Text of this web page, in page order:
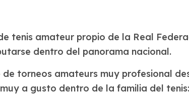
tenis amateur propio de la Real
dentro del panorama nacional.
torneos amateurs muy profesional
a gusto dentro de la familia del